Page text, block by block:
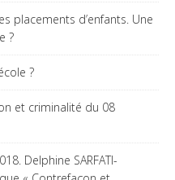
placements d’enfants. Une
?
?
et criminalité du 08
Delphine SARFATI-